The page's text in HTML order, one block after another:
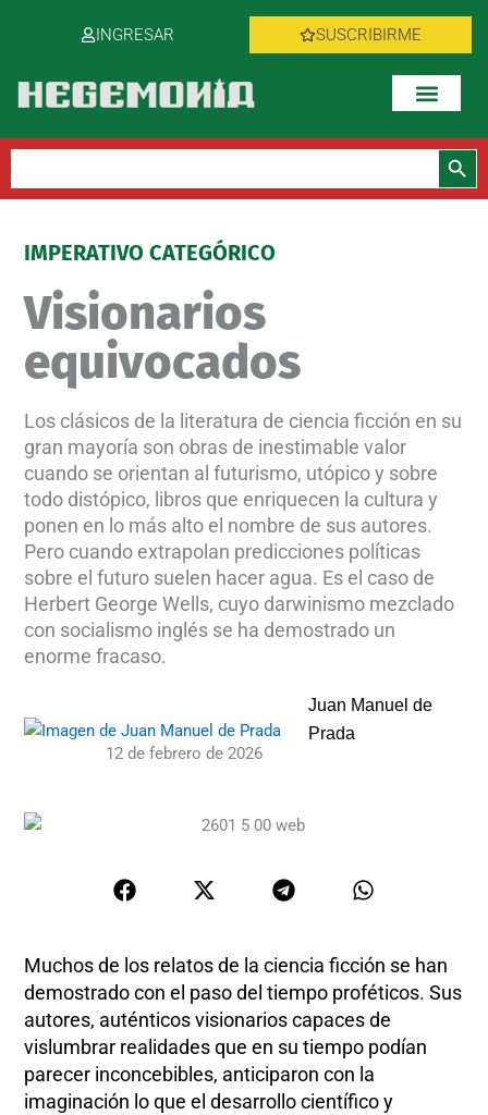
INGRESAR SUSCRIBIRME
Botón de
IMPERATIVO CATEGÓRICO
Visionarios
equivocados
Los clásicos de la literatura de ciencia ficción en su
gran mayoría son obras de inestimable valor
cuando se orientan al futurismo, utópico y sobre
todo distópico, libros que enriquecen la cultura y
ponen en lo más alto el nombre de sus autores.
Pero cuando extrapolan predicciones políticas
sobre el futuro suelen hacer agua. Es el caso de
Herbert George Wells, cuyo darwinismo mezclado
con socialismo inglés se ha demostrado un
enorme fracaso.
Juan Manuel de
Prada
12 de febrero de 2026
Muchos de los relatos de la ciencia ficción se han
demostrado con el paso del tiempo proféticos. Sus
autores, auténticos visionarios capaces de
vislumbrar realidades que en su tiempo podían
parecer inconcebibles, anticiparon con la
imaginación lo que el desarrollo científico y